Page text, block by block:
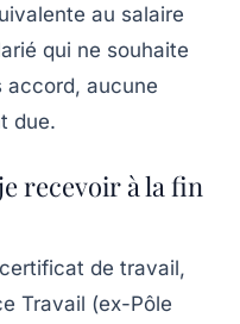
au salaire
qui ne souhaite
accord, aucune
due.
recevoir à la fin
de travail,
Travail (ex-Pôle